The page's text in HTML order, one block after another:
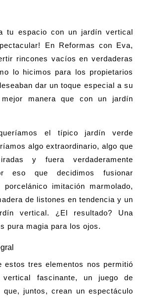
tu espacio con un jardín vertical
En Reformas con Eva,
rincones vacíos en verdaderas
lo hicimos para los propietarios
dar un toque especial a su
manera que con un jardín
el típico jardín verde
algo extraordinario, algo que
y fuera verdaderamente
eso que decidimos fusionar
porcelánico imitación marmolado,
de listones en tendencia y un
vertical. ¿El resultado? Una
pura magia para los ojos.
estos tres elementos nos permitió
fascinante, un juego de
juntos, crean un espectáculo